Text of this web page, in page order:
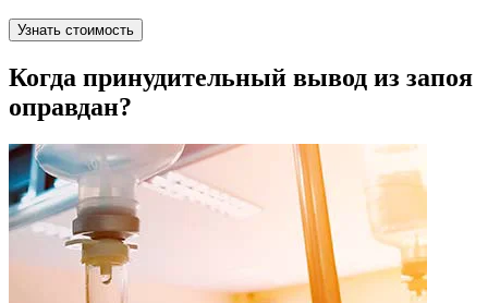
Узнать стоимость
Когда принудительный вывод из запоя
оправдан?